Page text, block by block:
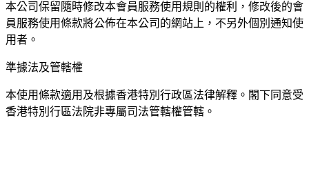
本公司保留隨時修改本會員服務使用規則的權利，修改後的會
員服務使用條款將公佈在本公司的網站上，不另外個別通知使
用者。
準據法及管轄權
本使用條款適用及根據香港特別行政區法律解釋。閣下同意受
香港特別行區法院非專屬司法管轄權管轄。